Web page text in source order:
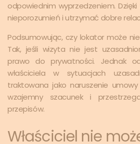
odpowiednim wyprzedzeniem.
nieporozumień i utrzymać dobre
Podsumowując, czy lokator może
Tak, jeśli wizyta nie jest
prawo do prywatności. Jednak
właściciela w sytuacjach
traktowana jako naruszenie
wzajemny szacunek i
przepisów.
Właściciel nie